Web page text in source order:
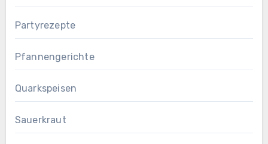
Partyrezepte
Pfannengerichte
Quarkspeisen
Sauerkraut